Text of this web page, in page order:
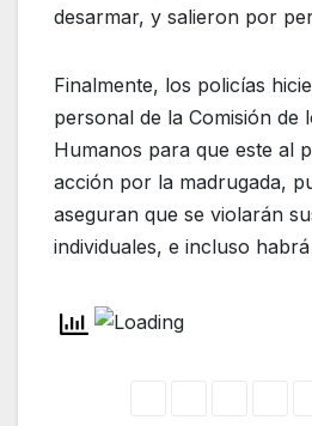
desarmar, y salieron por
Finalmente, los policías
personal de la Comisión de
Humanos para que este al
acción por la madrugada,
aseguran que se violarán
individuales, e incluso